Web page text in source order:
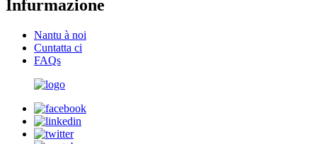
Infurmazione
Nantu à noi
Cuntatta ci
FAQs